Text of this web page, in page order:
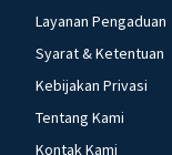
Layanan Pengaduan
Syarat & Ketentuan
Kebijakan Privasi
Tentang Kami
Kontak Kami